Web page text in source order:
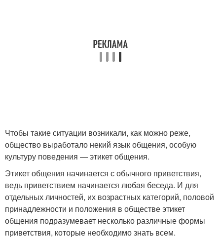
Чтобы такие ситуации возникали, как можно реже,
общество выработало некий язык общения, особую
культуру поведения — этикет общения.
Этикет общения начинается с обычного приветствия,
ведь приветствием начинается любая беседа. И для
отдельных личностей, их возрастных категорий, половой
принадлежности и положения в обществе этикет
общения подразумевает несколько различные формы
приветствия, которые необходимо знать всем.